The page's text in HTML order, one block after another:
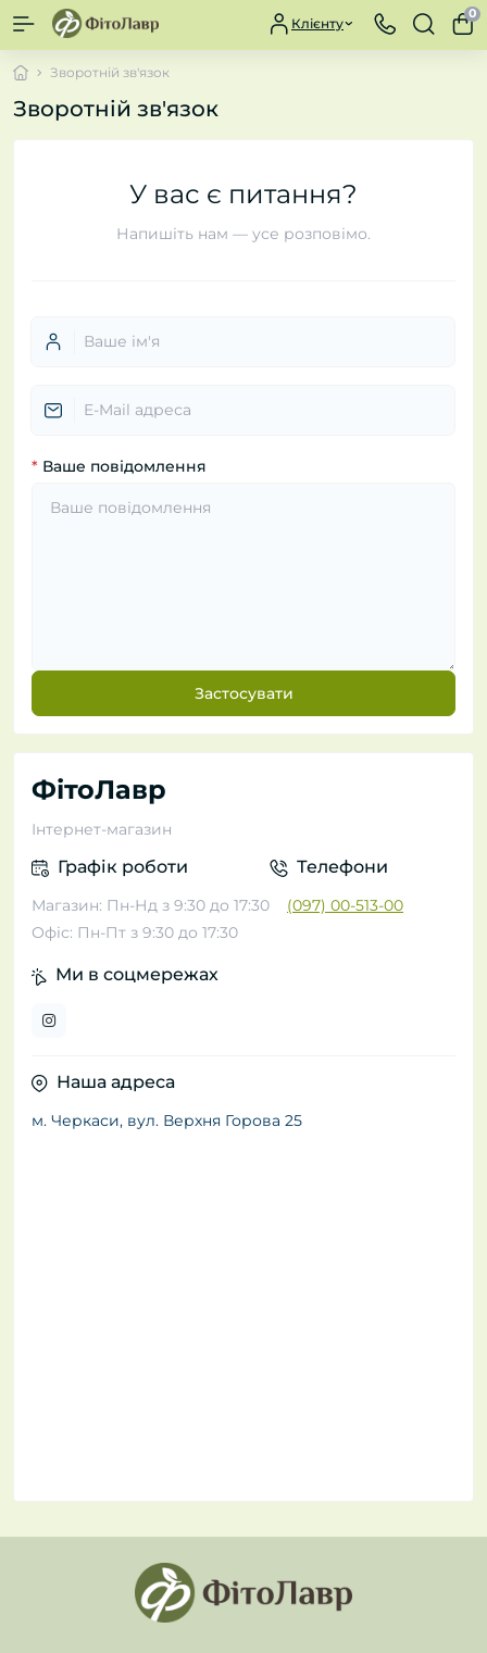
Клієнту
0
Зворотній зв'язок
Зворотній зв'язок
ФітоЛавр
Інтернет-магазин
Графік роботи
Магазин: Пн-Нд з 9:30 до 17:30
Офіс: Пн-Пт з 9:30 до 17:30
Телефони
(097) 00-513-00
Ми в соцмережах
Наша адреса
м. Черкаси, вул. Верхня Горова 25
У вас є питання?
Напишіть нам — усе розповімо.
* Ваше повідомлення
Застосувати